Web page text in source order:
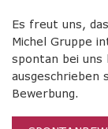
Es freut uns,
Michel Gruppe
spontan bei uns
ausgeschrieben
Bewerbung.